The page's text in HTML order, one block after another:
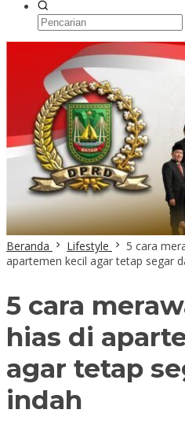
Beranda Lifestyle
5 cara
apartemen kecil agar tetap segar
5 cara
hias di
agar tetap
indah